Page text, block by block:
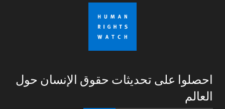
احصلوا على تحديثات حقوق الإنسان حول
العالم